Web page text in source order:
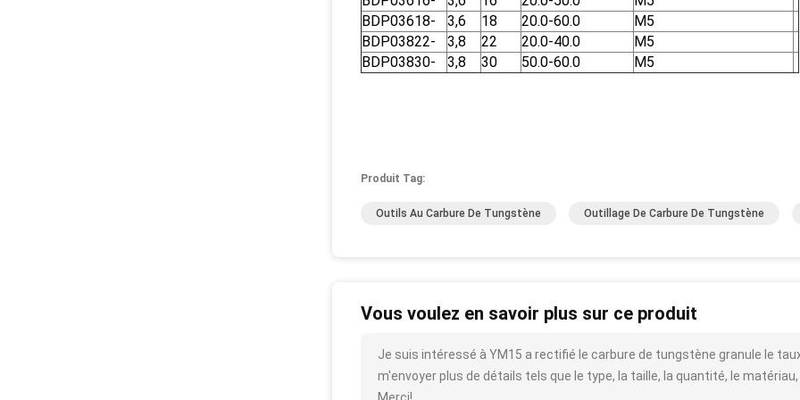
BDP03618-
3,6 18 20.0-60.0
M5
BDP03822-
3,8 22 20.0-40.0
M5
BDP03830-
3,8 30 50.0-60.0 M5
Produit Tag:
Outils Au Carbure De Tungstène Outillage De Carbure De Tungstène
Vous voulez en savoir plus sur ce produit
Je suis intéressé à YM15 a rectifié le carbure de tungstène granule le
m'envoyer plus de détails tels que le type, la taille, la quantité, le